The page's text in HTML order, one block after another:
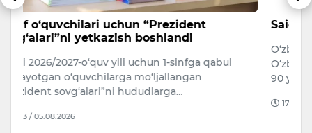
Saida Rametova og‘ir judolikka uchradi
O‘zbekiston xalq artisti Saida Rametovaning onasi
90 yoshida vafot etdi. Bu haqd…